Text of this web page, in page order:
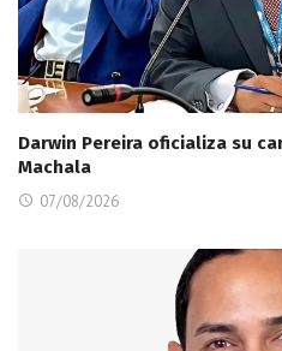
Darwin Pereira oficializa su
Machala
07/08/2026